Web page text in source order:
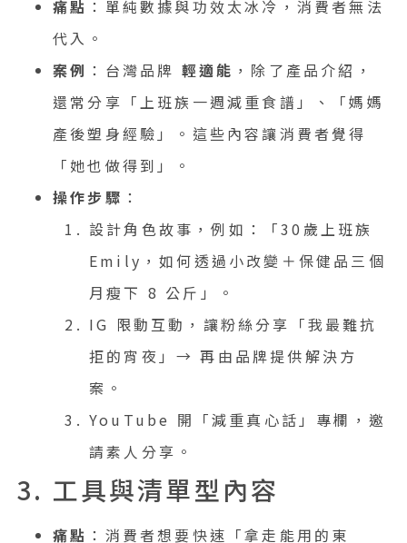
痛點 ：單純數據與功效太冰冷，消費者無法
代入。
案例 ：台灣品牌 輕適能 ，除了產品介紹，
還常分享「上班族一週減重食譜」、「媽媽
產後塑身經驗」。這些內容讓消費者覺得
「她也做得到」。
操作步驟 ：
設計角色故事，例如：「30歲上班族
Emily，如何透過小改變＋保健品三個
月瘦下 8 公斤」。
IG 限動互動，讓粉絲分享「我最難抗
拒的宵夜」→ 再由品牌提供解決方
案。
YouTube 開「減重真心話」專欄，邀
請素人分享。
3. 工具與清單型內容
痛點 ：消費者想要快速「拿走能用的東